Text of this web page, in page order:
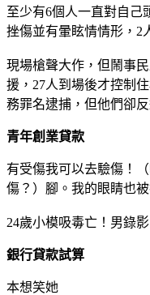
至少有6個人一直對自己
挫傷並有暈眩情情形，2
現場槍聲大作，但鬧事
援，27人到場後才控制
務罪名逮捕，但他們卻
青年創業貸款
有受傷我可以去驗傷！
傷？）腳。我的眼睛也
24歲小模吸毒亡！男錄影
銀行貸款試算
本想笑她